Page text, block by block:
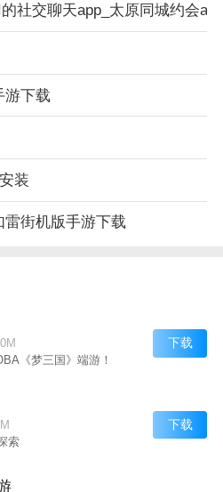
社交聊天app_太原同城约会
游下载
装
街机版手游下载
《梦三国》端游！
下载
索
下载